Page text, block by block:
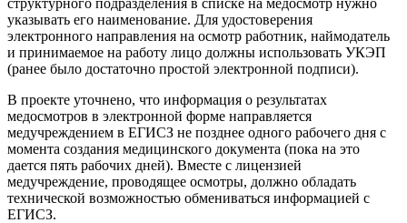
указывать его наименование. Для удостоверения
электронного направления на осмотр работник, наймодатель
и принимаемое на работу лицо должны использовать УКЭП
(ранее было достаточно простой электронной подписи).
В проекте уточнено, что информация о результатах
медосмотров в электронной форме направляется
медучреждением в ЕГИСЗ не позднее одного рабочего дня с
момента создания медицинского документа (пока на это
дается пять рабочих дней). Вместе с лицензией
медучреждение, проводящее осмотры, должно обладать
технической возможностью обмениваться информацией с
ЕГИСЗ.